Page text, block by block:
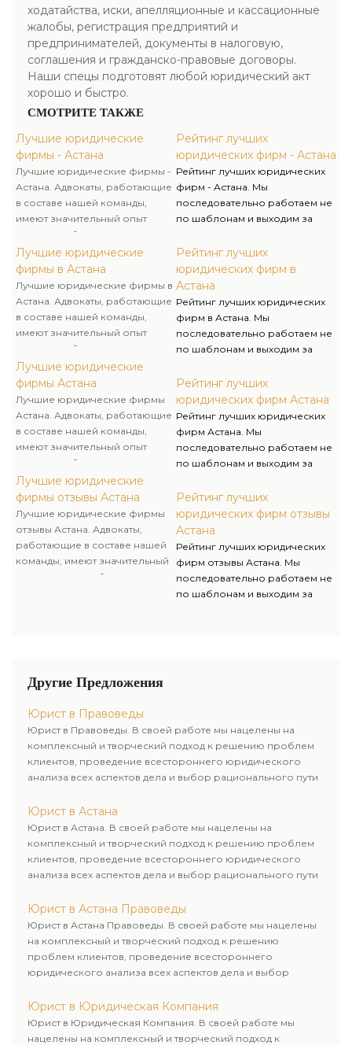
ходатайства, иски, апелляционные и кассационные
жалобы, регистрация предприятий и
предпринимателей, документы в налоговую,
соглашения и гражданско-правовые договоры.
Наши спецы подготовят любой юридический акт
хорошо и быстро.
СМОТРИТЕ ТАКЖЕ
Лучшие юридические
фирмы - Астана
Лучшие юридические фирмы -
Астана. Адвокаты, работающие
в составе нашей команды,
имеют значительный опыт
адвокатской деятельности и
гарантируют защиту наших
клиентов от обвинения в
совершении правонарушений
в рамках производства.
Лучшие юридические
фирмы в Астана
Лучшие юридические фирмы в
Астана. Адвокаты, работающие
в составе нашей команды,
имеют значительный опыт
адвокатской деятельности и
гарантируют защиту наших
клиентов от обвинения в
совершении правонарушений
в рамках производства.
Лучшие юридические
фирмы Астана
Лучшие юридические фирмы
Астана. Адвокаты, работающие
в составе нашей команды,
имеют значительный опыт
адвокатской деятельности и
гарантируют защиту наших
клиентов от обвинения в
совершении правонарушений
в рамках производства.
Лучшие юридические
фирмы отзывы Астана
Лучшие юридические фирмы
отзывы Астана. Адвокаты,
работающие в составе нашей
команды, имеют значительный
опыт адвокатской деятельности
Рейтинг лучших
юридических фирм - Астана
Рейтинг лучших юридических
фирм - Астана. Мы
последовательно работаем не
по шаблонам и выходим за
для достижения успеха
клиента. Избирая
юридическую компанию
Правоведы, вы занимаетесь
развитием своего бизнеса, а
безопасностью.
Рейтинг лучших
юридических фирм в
Астана
Рейтинг лучших юридических
фирм в Астана. Мы
последовательно работаем не
по шаблонам и выходим за
для достижения успеха
клиента. Избирая
юридическую компанию
Правоведы, вы занимаетесь
развитием своего бизнеса, а
мы его защитой и
Рейтинг лучших
юридических фирм Астана
Рейтинг лучших юридических
фирм Астана. Мы
последовательно работаем не
по шаблонам и выходим за
для достижения успеха
клиента. Избирая
юридическую компанию
Правоведы, вы занимаетесь
развитием своего бизнеса, а
безопасностью.
Рейтинг лучших
юридических фирм отзывы
Астана
Рейтинг лучших юридических
фирм отзывы Астана. Мы
последовательно работаем не
по шаблонам и выходим за
Другие Предложения
Юрист в Правоведы
Юрист в Правоведы. В своей работе мы нацелены на
комплексный и творческий подход к решению проблем
клиентов, проведение всестороннего юридического
анализа всех аспектов дела и выбор рационального пути
Юрист в Астана
Юрист в Астана. В своей работе мы нацелены на
комплексный и творческий подход к решению проблем
клиентов, проведение всестороннего юридического
анализа всех аспектов дела и выбор рационального пути
Юрист в Астана Правоведы
Юрист в Астана Правоведы. В своей работе мы нацелены
на комплексный и творческий подход к решению
проблем клиентов, проведение всестороннего
юридического анализа всех аспектов дела и выбор
Юрист в Юридическая Компания
Юрист в Юридическая Компания. В своей работе мы
нацелены на комплексный и творческий подход к